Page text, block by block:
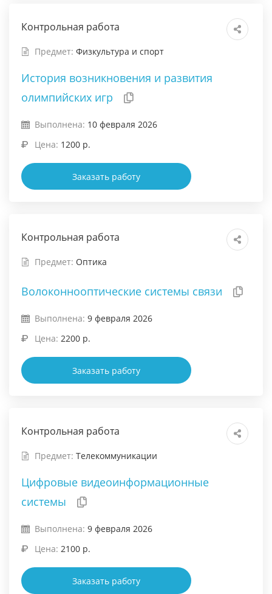
Контрольная работа
Предмет: Физкультура и спорт
История возникновения и развития
олимпийских игр
Выполнена: 10 февраля 2026
Цена: 1200 р.
Заказать работу
Контрольная работа
Предмет: Оптика
Волоконнооптические системы связи
Выполнена: 9 февраля 2026
Цена: 2200 р.
Заказать работу
Контрольная работа
Предмет: Телекоммуникации
Цифровые видеоинформационные
системы
Выполнена: 9 февраля 2026
Цена: 2100 р.
Заказать работу